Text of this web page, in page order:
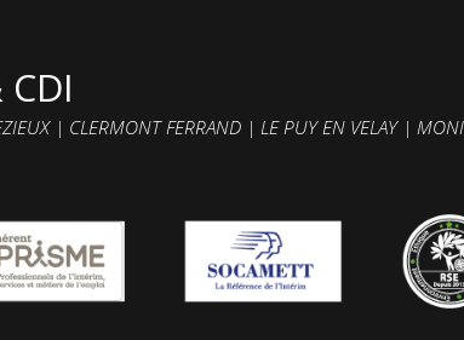
| CLERMONT FERRAND | LE PUY EN VELAY|